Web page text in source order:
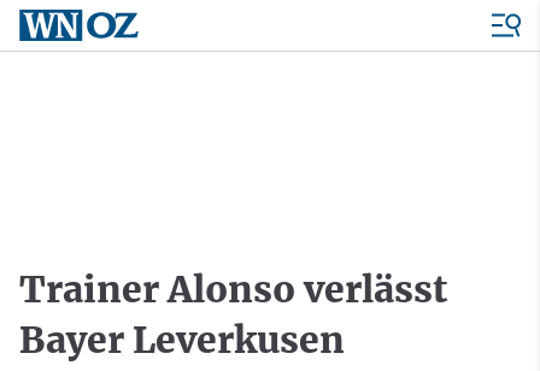
Trainer Alonso verlässt
Bayer Leverkusen